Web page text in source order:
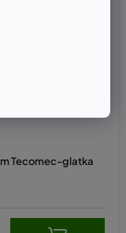
Tecomec-glatka